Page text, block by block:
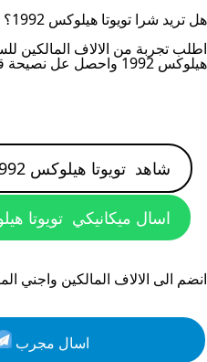
هل تريد شرا تويوتا هيلوكس 1992
؟
اطلب تجربة من الالاف المالكين
هيلوكس 1992 واحصل عل نصيحة
شاهد تويوتا هيلوكس 1992
اسال ميكانيكي تويوتا
انضم الى الالاف المالكين واجني
اسال مجرب